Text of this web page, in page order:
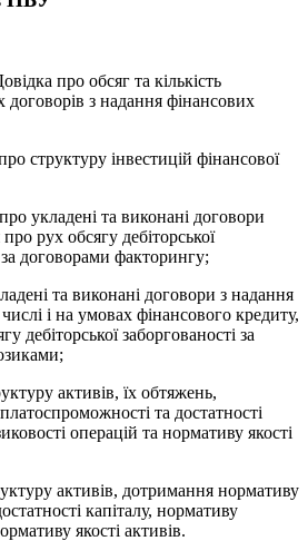
про обсяг та кількість
з надання фінансових
структуру інвестицій фінансової
укладені та виконані договори
рух обсягу дебіторської
за договорами факторингу;
та виконані договори з надання
і на умовах фінансового кредиту,
дебіторської заборгованості за
активів, їх обтяжень,
та достатності
операцій та нормативу якості
активів, дотримання нормативу
капіталу, нормативу
якості активів.